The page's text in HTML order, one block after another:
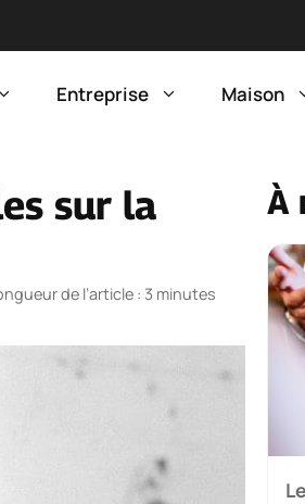
Entreprise Maison
sur la
de l’article : 3 minutes
À